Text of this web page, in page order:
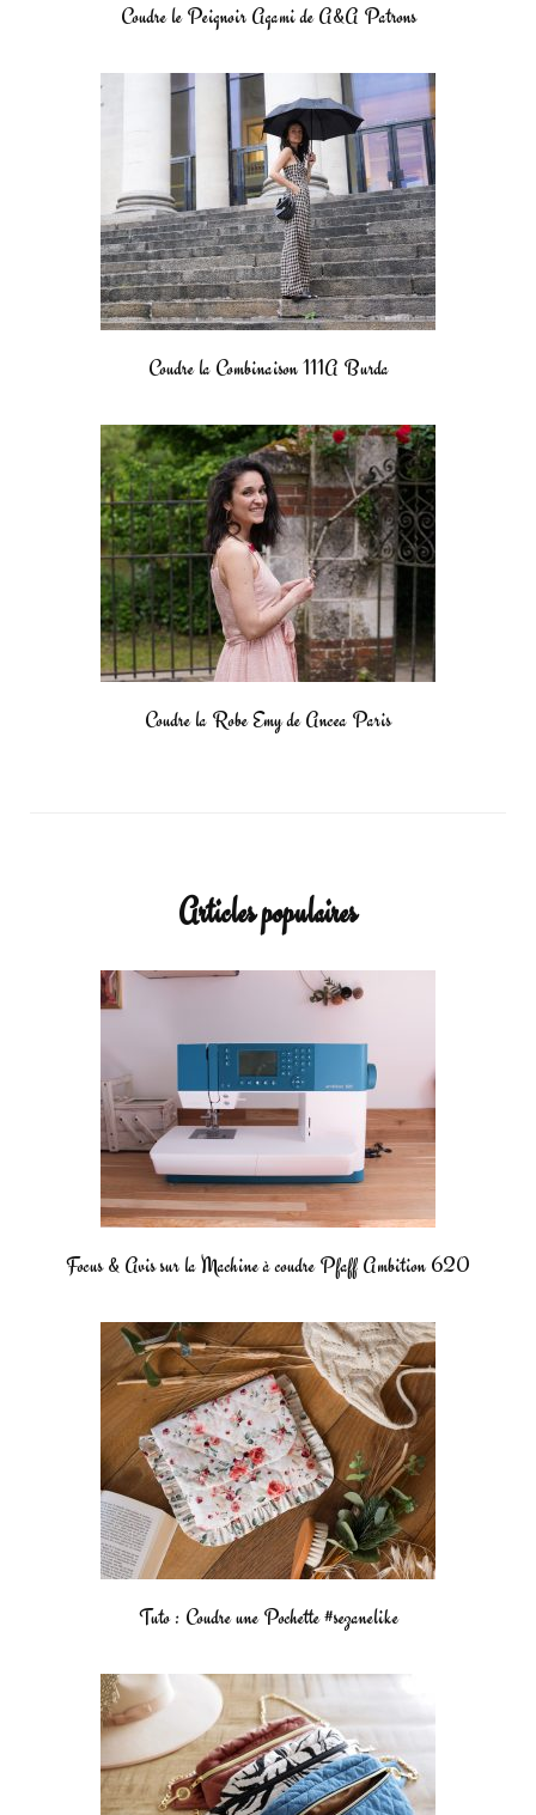
Coudre le Peignoir Agami de A&A Patrons
Coudre la Combinaison 111A Burda
Coudre la Robe Emy de Ancea Paris
Articles populaires
Focus & Avis sur la Machine à coudre Pfaff Ambition 620
Tuto : Coudre une Pochette #sezanelike